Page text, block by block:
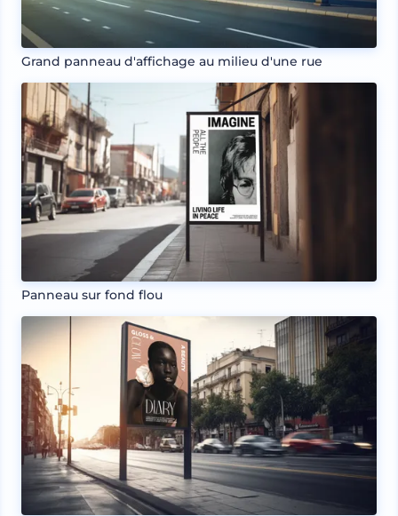
Grand panneau d'affichage au milieu d'une rue
Panneau sur fond flou